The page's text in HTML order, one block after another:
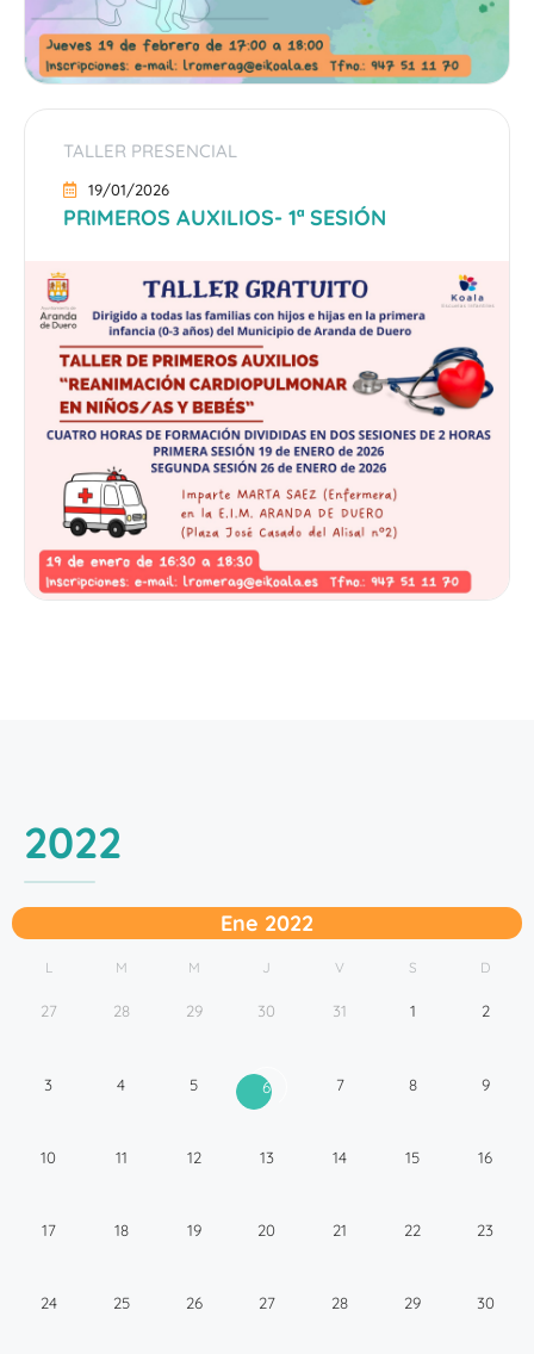
TALLER PRESENCIAL
19/01/2026
PRIMEROS AUXILIOS- 1ª SESIÓN
2022
Ene 2022
L M M J V S D
27 28 29 30 31 1 2
3 4 5 6 7 8 9
10 11 12 13 14 15 16
17 18 19 20 21 22 23
24 25 26 27 28 29 30